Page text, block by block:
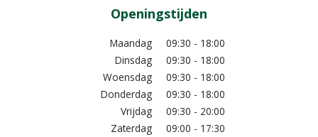
Openingstijden
Maandag
09:30 - 18:00
Dinsdag
09:30 - 18:00
Woensdag
09:30 - 18:00
Donderdag
09:30 - 18:00
Vrijdag
09:30 - 20:00
Zaterdag
09:00 - 17:30